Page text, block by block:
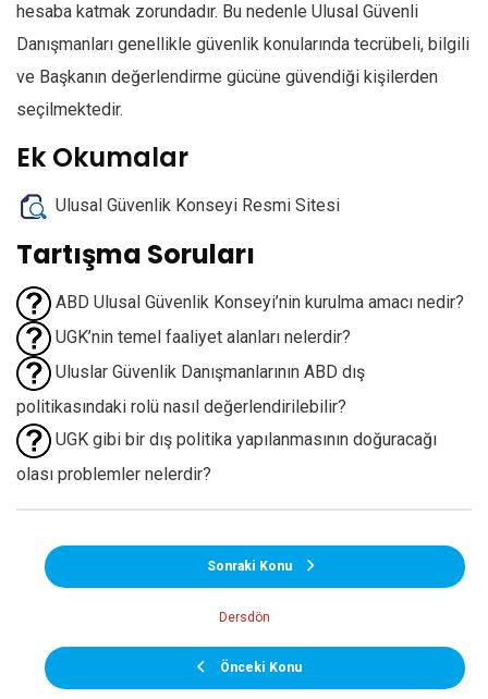
hesaba katmak zorundadır. Bu nedenle Ulusal Güvenli
Danışmanları genellikle güvenlik konularında tecrübeli, bilgili
ve Başkanın değerlendirme gücüne güvendiği kişilerden
seçilmektedir.
Ek Okumalar
Ulusal Güvenlik Konseyi Resmi Sitesi
Tartışma Soruları
ABD Ulusal Güvenlik Konseyi’nin kurulma amacı nedir?
UGK’nin temel faaliyet alanları nelerdir?
Uluslar Güvenlik Danışmanlarının ABD dış
politikasındaki rolü nasıl değerlendirilebilir?
UGK gibi bir dış politika yapılanmasının doğuracağı
olası problemler nelerdir?
Önceki Konu
Dersdön
Sonraki Konu